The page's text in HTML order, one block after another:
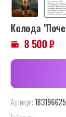
Колода
8 500₽
Артикул:183196625